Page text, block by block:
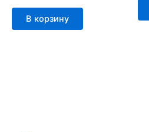
В корзину